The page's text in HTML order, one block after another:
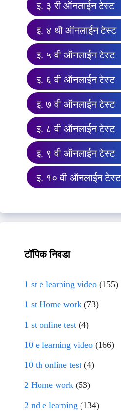
इ. ३ री ऑनलाईन टेस्ट
इ. ४ थी ऑनलाईन टेस्ट
इ. ५ वी ऑनलाईन टेस्ट
इ. ६ वी ऑनलाईन टेस्ट
इ. ७ वी ऑनलाईन टेस्ट
इ. ८ वी ऑनलाईन टेस्ट
इ. ९ वी ऑनलाईन टेस्ट
इ. १० वी ऑनलाईन टेस्ट
टॉपिक निवडा
1 st e learning video (155)
1 st Home work (73)
1 st online test (4)
10 e learning video (166)
10 th online test (4)
2 Home work (53)
2 nd e learning (134)